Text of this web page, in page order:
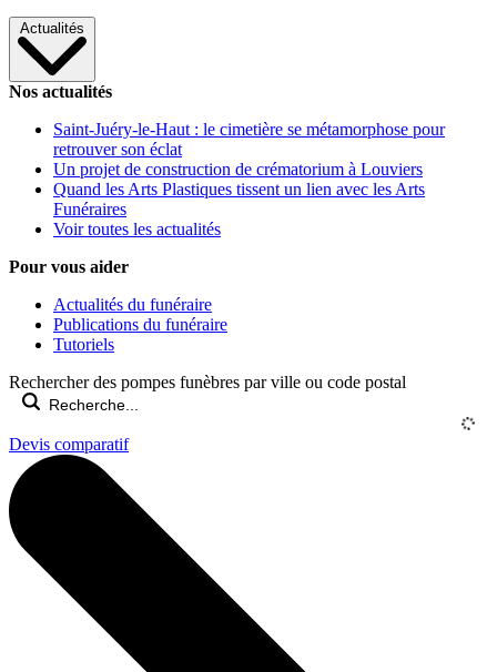
Actualités
Nos actualités
Saint-Juéry-le-Haut : le cimetière se métamorphose pour
retrouver son éclat
Un projet de construction de crématorium à Louviers
Quand les Arts Plastiques tissent un lien avec les Arts
Funéraires
Voir toutes les actualités
Pour vous aider
Actualités du funéraire
Publications du funéraire
Tutoriels
Rechercher des pompes funèbres par ville ou code postal
Devis comparatif